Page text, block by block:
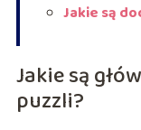
Jakie są
Jakie są
puzzli?